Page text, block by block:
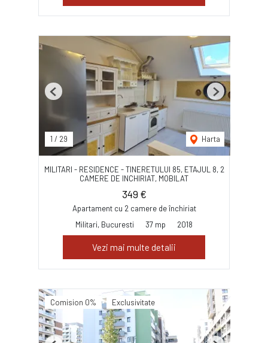
1 / 29 Harta
Previous Next
MILITARI - RESIDENCE - TINERETULUI 85, ETAJUL 8, 2
CAMERE DE INCHIRIAT, MOBILAT
349 €
Apartament cu 2 camere de închiriat
Militari, Bucuresti
37 mp 2018
Vezi mai multe detalii
Comision 0% Exclusivitate